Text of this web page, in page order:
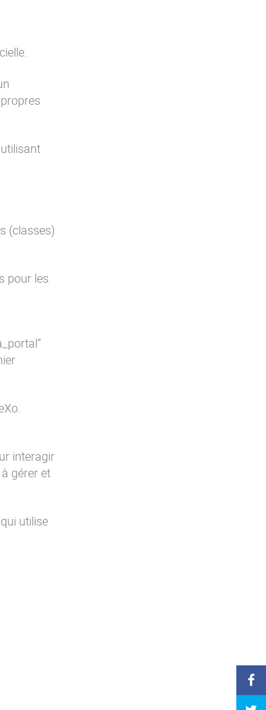
.
(classes)
pour les
interagir
gérer et
utilise